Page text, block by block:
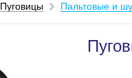
Пуговицы Пальтовые и